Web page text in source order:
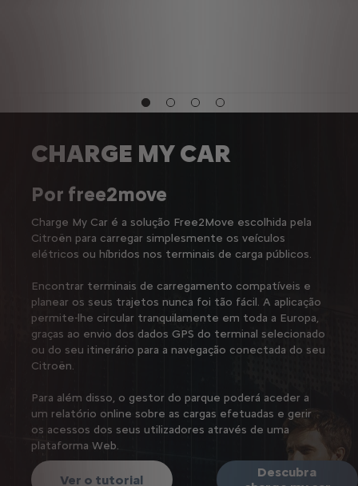
CHARGE MY CAR
Por free2move
Charge My Car é a solução Free2Move escolhida pela
Citroën para carregar simplesmente os veículos
elétricos ou híbridos nos terminais de carga públicos.
Encontrar terminais de carregamento compatíveis e
planear os seus trajetos nunca foi tão fácil. A aplicação
permite-lhe circular tranquilamente em toda a Europa,
graças ao envio dos dados GPS do terminal selecionado
ou do seu itinerário para a navegação conectada do seu
Citroën.
Para além disso, o gestor do parque poderá aceder a
um relatório online sobre as cargas efetuadas e gerir
os acessos dos seus utilizadores através de uma
plataforma Web.
Ver o tutorial
Descubra